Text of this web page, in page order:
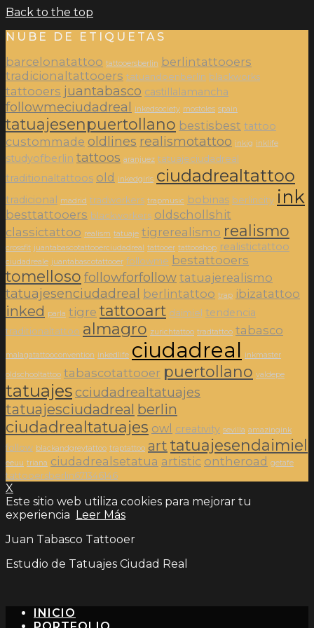
Back to the top
NUBE DE ETIQUETAS
barcelonatattoo tattooersberlin
berlintattooers
tradicionaltattooers tatuandoenberlin blackworks
tattooers juantabasco castillalamancha
followmeciudadreal inkedsociety mostoles spain
tatuajesenpuertollano bestisbest tattoo
custommade oldlines realismotattoo inkig inklife
studyofberlin tattoos aranjuez tatuajeciudadreal
traditionaltattoos old inkedgirls ciudadrealtattoo
tradicional madrid tradworkers trapmusic bobinas berlincity ink
besttattooers blackworkers oldschollshit
classictattoo realism tatuaje tigrerealismo realismo
crossfit juantabascotattooerciudadreal tattooer tattooshop realistictattoo
ciudadreale juantabascotattooer followme bestattooers
tomelloso followforfollow tatuajerealismo
tatuajesenciudadreal berlintattoo trap ibizatattoo
inked parla tigre tattooart daimiel tendencia
traditionaltattoo almagro zurichtattoo tradtattoo tabasco
malagatattooconvention inkedlife ciudadreal inkmaster
oldschooltattoo tabascotattooer puertollano valdepe
tatuajes cciudadrealtatuajes
tatuajesciudadreal berlin
ciudadrealtatuajes owl creativity sevilla amazingink
follow blackandgreytattoo traptattoo art tatuajesendaimiel
eeuu triana ciudadrealsetatua artistic ontheroad getafe
tattooersberlin671346146
X
Este sitio web utiliza cookies para mejorar tu
experiencia Leer Más
Juan Tabasco Tattooer
Estudio de Tatuajes Ciudad Real
INICIO